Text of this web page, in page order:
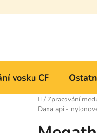
vosku CF
Domů
/ Zpracování
Dana api -